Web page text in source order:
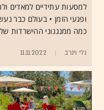
למסעות עתידיים למאדים
ופגעי הזמן • בעולם כבר
כמה ממנגנוני ההישרדות
גלי וינרב 11.11.2022